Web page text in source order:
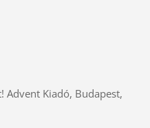
Advent Kiadó, Budapest,